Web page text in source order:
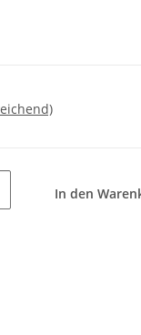
In den